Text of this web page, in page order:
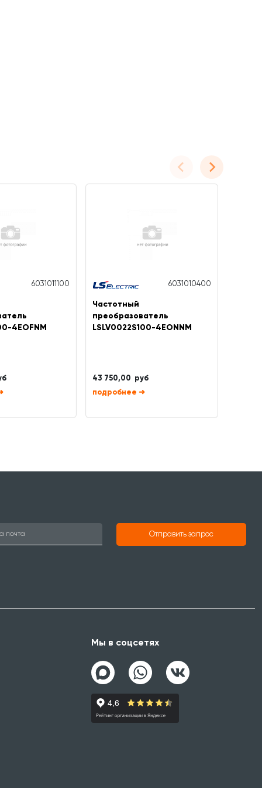
6031011100
4EOFNM
6031010400
Частотный
преобразователь
LSLV0022S100-4EONNM
43 750,00 руб
➜
Отправить запрос
Мы в соцсетях